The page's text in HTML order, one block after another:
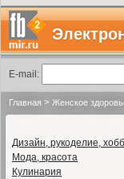
E-mail:
Главная > Женское
Дизайн, рукоделие,
Мода, красота
Кулинария